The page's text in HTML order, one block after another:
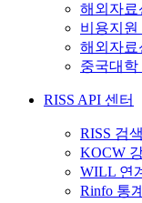
해외자료
비용지원
해외자료
중국대학
RISS API 센터
RISS 검
KOCW
WILL 연
Rinfo 통